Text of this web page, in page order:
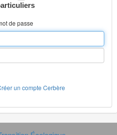
de passe
un compte Cerbère